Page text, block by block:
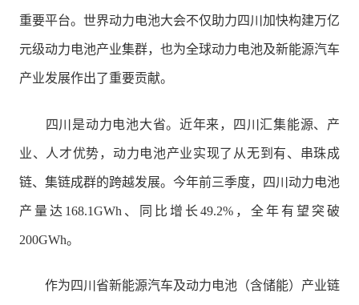
重要平台。世界动力电池大会不仅助力四川加快构建万亿
元级动力电池产业集群，也为全球动力电池及新能源汽车
产业发展作出了重要贡献。
四川是动力电池大省。近年来，四川汇集能源、产
业、人才优势，动力电池产业实现了从无到有、串珠成
链、集链成群的跨越发展。今年前三季度，四川动力电池
产量达168.1GWh、同比增长49.2%，全年有望突破
200GWh。
作为四川省新能源汽车及动力电池（含储能）产业链